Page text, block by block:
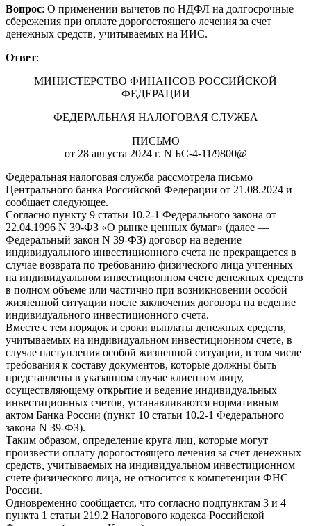
Вопрос: О применении вычетов по НДФЛ на долгосрочные
сбережения при оплате дорогостоящего лечения за счет
денежных средств, учитываемых на ИИС.
Ответ:
МИНИСТЕРСТВО ФИНАНСОВ РОССИЙСКОЙ
ФЕДЕРАЦИИ
ФЕДЕРАЛЬНАЯ НАЛОГОВАЯ СЛУЖБА
ПИСЬМО
от 28 августа 2024 г. N БС-4-11/9800@
Федеральная налоговая служба рассмотрела письмо
Центрального банка Российской Федерации от 21.08.2024 и
сообщает следующее.
Согласно пункту 9 статьи 10.2-1 Федерального закона от
22.04.1996 N 39-ФЗ «О рынке ценных бумаг» (далее —
Федеральный закон N 39-ФЗ) договор на ведение
индивидуального инвестиционного счета не прекращается в
случае возврата по требованию физического лица учтенных
на индивидуальном инвестиционном счете денежных средств
в полном объеме или частично при возникновении особой
жизненной ситуации после заключения договора на ведение
индивидуального инвестиционного счета.
Вместе с тем порядок и сроки выплаты денежных средств,
учитываемых на индивидуальном инвестиционном счете, в
случае наступления особой жизненной ситуации, в том числе
требования к составу документов, которые должны быть
представлены в указанном случае клиентом лицу,
осуществляющему открытие и ведение индивидуальных
инвестиционных счетов, устанавливаются нормативным
актом Банка России (пункт 10 статьи 10.2-1 Федерального
закона N 39-ФЗ).
Таким образом, определение круга лиц, которые могут
произвести оплату дорогостоящего лечения за счет денежных
средств, учитываемых на индивидуальном инвестиционном
счете физического лица, не относится к компетенции ФНС
России.
Одновременно сообщается, что согласно подпунктам 3 и 4
пункта 1 статьи 219.2 Налогового кодекса Российской